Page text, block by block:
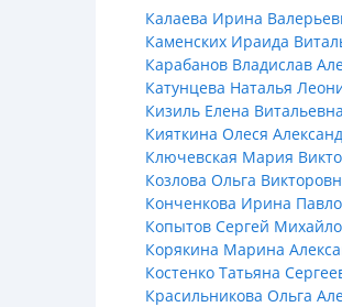
Калаева Ирина
Каменских Ираида
Карабанов Владислав
Катунцева Наталья
Кизиль Елена Витальевна
Кияткина Олеся
Ключевская Мария
Козлова Ольга
Конченкова Ирина
Копытов Сергей
Корякина Марина
Костенко Татьяна
Красильникова Ольга